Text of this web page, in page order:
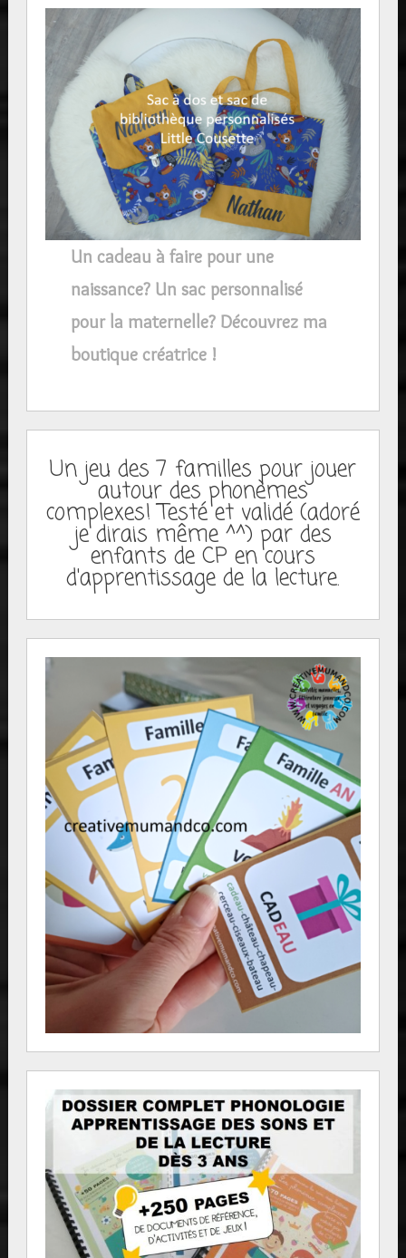
Un cadeau à faire pour une
naissance? Un sac personnalisé
pour la maternelle? Découvrez ma
boutique créatrice !
Un jeu des 7 familles pour jouer
autour des phonèmes
complexes! Testé et validé (adoré
je dirais même ^^) par des
enfants de CP en cours
d'apprentissage de la lecture.